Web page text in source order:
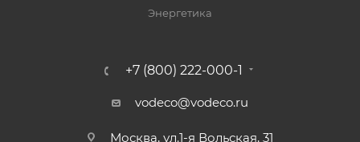
Энергетика
+7 (800) 222-000-1
vodeco@vodeco.ru
Москва, ул.1-я Вольская, 31